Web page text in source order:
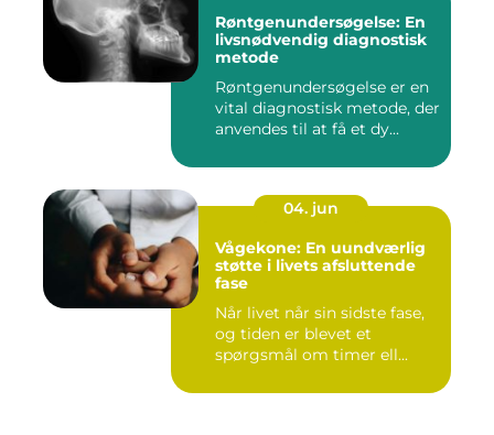
Røntgenundersøgelse: En
livsnødvendig diagnostisk
metode
Røntgenundersøgelse er en
vital diagnostisk metode, der
anvendes til at få et dy...
04. jun
Vågekone: En uundværlig
støtte i livets afsluttende
fase
Når livet når sin sidste fase,
og tiden er blevet et
spørgsmål om timer ell...